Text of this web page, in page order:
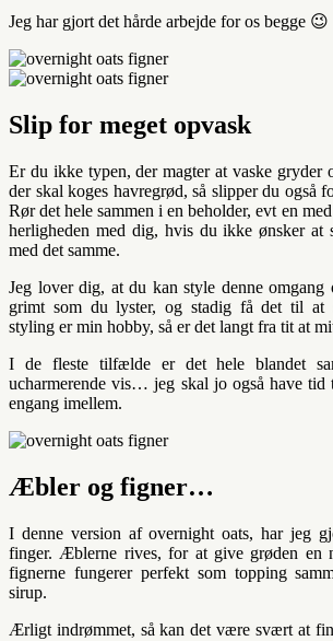
Jeg har gjort det hårde arbejde for os begge 😉
Slip for meget opvask
Er du ikke typen, der magter at vaske gryder
der skal koges havregrød, så slipper du også
Rør det hele sammen i en beholder, evt en
herligheden med dig, hvis du ikke ønsker at
med det samme.
Jeg lover dig, at du kan style denne omgang
grimt som du lyster, og stadig få det til at
styling er min hobby, så er det langt fra tit at
I de fleste tilfælde er det hele blandet
ucharmerende vis… jeg skal jo også have
engang imellem.
Æbler og figner…
I denne version af overnight oats, har jeg
finger. Æblerne rives, for at give grøden en
fignerne fungerer perfekt som topping
sirup.
Ærligt indrømmet, så kan det være svært at